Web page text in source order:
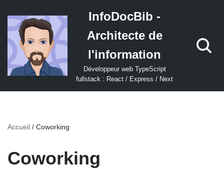
Aller
au
contenu
InfoDocBib -
Architecte de
l'information
Développeur web TypeScript
fullstack : React / Express / Next
Accueil / Coworking
Coworking